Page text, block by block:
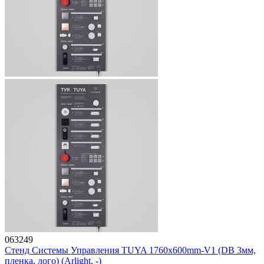
063249
Стенд Системы Управления TUYA 1760x600mm-V1 (DB 3мм,
пленка, лого) (Arlight, -)